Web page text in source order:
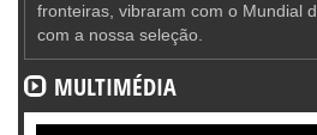
fronteiras, vibraram com o Mundial
com a nossa seleção.
MULTIMÉDIA